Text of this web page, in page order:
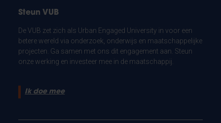
Steun VUB
De VUB zet zich als Urban Engaged University in voor een
betere wereld via onderzoek, onderwijs en maatschappelijke
projecten. Ga samen met ons dit engagement aan. Steun
onze werking en investeer mee in de maatschappij.
Ik doe mee